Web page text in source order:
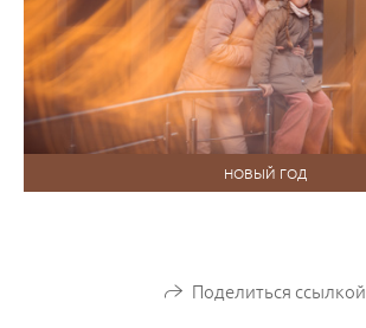
НОВЫЙ ГОД
Поделиться ссылкой